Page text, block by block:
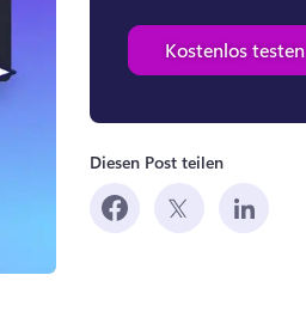
Kostenlos testen
Diesen Post teilen